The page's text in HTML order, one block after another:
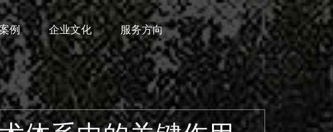
例 企业文化 服务方向